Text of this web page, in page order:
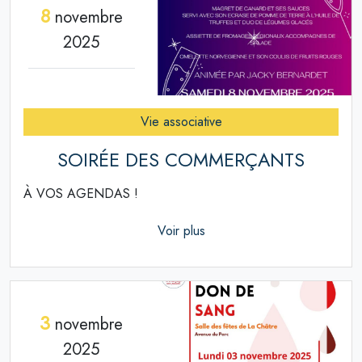
8novembre
2025
Vie associative
SOIRÉE DES COMMERÇANTS
À VOS AGENDAS !
Voir plus
3 novembre
2025